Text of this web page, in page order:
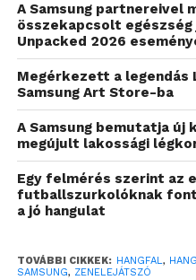
Visszafogott
Egy mini hifitől, pláne
Seinheiser minőséget, az
megfelelően maximum
veszi fel a versenyt. A
halkak, hanem
belőlük a magas és a
zenéből mintegy
Ugyanazt a zenét a
érzésem támadt a teszt
A Samsung partnereivel
összekapcsolt egészség
Unpacked 2026
Megérkezett a legendás
Samsung Art Store-ba
A Samsung bemutatja új
megújult lakossági
Egy felmérés szerint az
futballszurkolóknak
a jó hangulat
TOVÁBBI CIKKEK: HANGFAL,
SAMSUNG, ZENELEJÁTSZÓ